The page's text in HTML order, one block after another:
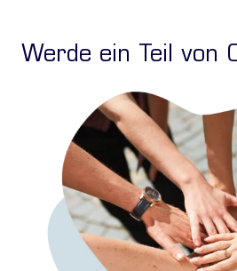
Werde ein Teil von